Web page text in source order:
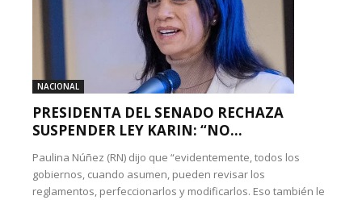
NACIONAL
PRESIDENTA DEL SENADO RECHAZA
SUSPENDER LEY KARIN: “NO...
Paulina Núñez (RN) dijo que “evidentemente, todos los
gobiernos, cuando asumen, pueden revisar los
reglamentos, perfeccionarlos y modificarlos. Eso también le